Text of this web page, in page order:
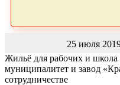
25 июля
Жильё для рабочих и школа
муниципалитет и завод
сотрудничестве